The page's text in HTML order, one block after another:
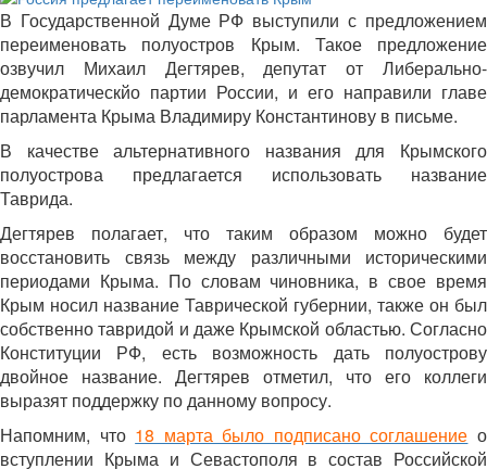
В Государственной Думе РФ выступили с предложением
переименовать полуостров Крым. Такое предложение
озвучил Михаил Дегтярев, депутат от Либерально-
демократическйо партии России, и его направили главе
парламента Крыма Владимиру Константинову в письме.
В качестве альтернативного названия для Крымского
полуострова предлагается использовать название
Таврида.
Дегтярев полагает, что таким образом можно будет
восстановить связь между различными историческими
периодами Крыма. По словам чиновника, в свое время
Крым носил название Таврической губернии, также он был
собственно тавридой и даже Крымской областью. Согласно
Конституции РФ, есть возможность дать полуострову
двойное название. Дегтярев отметил, что его коллеги
выразят поддержку по данному вопросу.
Напомним, что 18 марта было подписано соглашение о
вступлении Крыма и Севастополя в состав Российской